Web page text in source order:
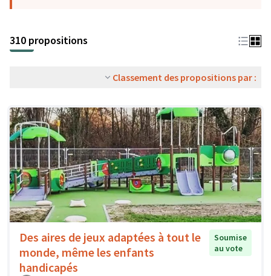
310 propositions
Classement des propositions par :
Des aires de jeux adaptées à tout le
monde, même les enfants
handicapés
Soumise
au vote